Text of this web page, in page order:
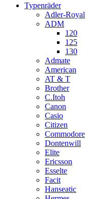
Typenräder
Adler-Royal
ADM
120
125
130
Admate
American
AT & T
Brother
C.Itoh
Canon
Casio
Citizen
Commodore
Dontenwill
Elite
Ericsson
Esselte
Facit
Hanseatic